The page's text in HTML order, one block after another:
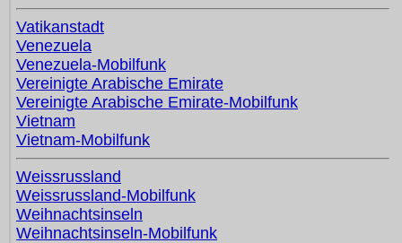
Vatikanstadt
Venezuela
Venezuela-Mobilfunk
Vereinigte Arabische Emirate
Vereinigte Arabische Emirate-Mobilfunk
Vietnam
Vietnam-Mobilfunk
Weissrussland
Weissrussland-Mobilfunk
Weihnachtsinseln
Weihnachtsinseln-Mobilfunk